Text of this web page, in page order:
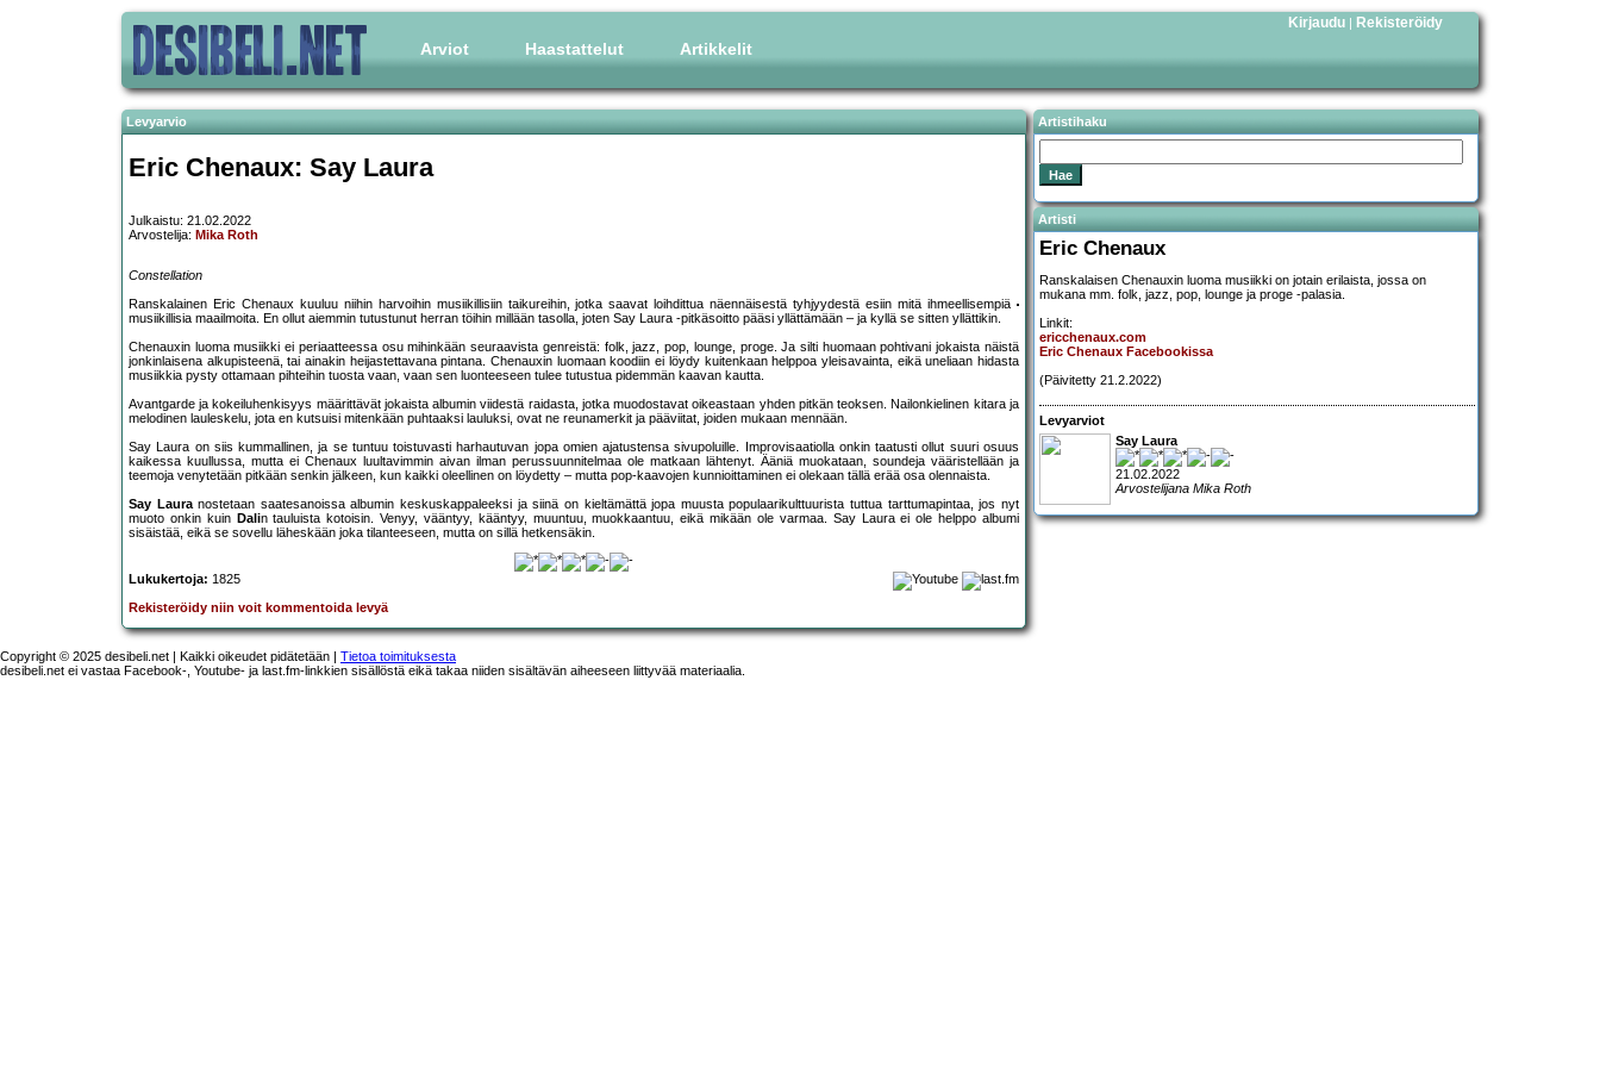
Arviot Haastattelut Artikkelit
Kirjaudu | Rekisteröidy
Levyarvio
Eric Chenaux: Say Laura
Julkaistu: 21.02.2022
Arvostelija: Mika Roth
Constellation
Ranskalainen Eric Chenaux kuuluu niihin harvoihin musiikillisiin taikureihin, jotka saavat loihdittua näennäisestä tyhjyydestä esiin mitä ihmeellisempiä
musiikillisia maailmoita. En ollut aiemmin tutustunut herran töihin millään tasolla, joten Say Laura -pitkäsoitto pääsi yllättämään – ja kyllä se sitten yllättikin.
Chenauxin luoma musiikki ei periaatteessa osu mihinkään seuraavista genreistä: folk, jazz, pop, lounge, proge. Ja silti huomaan pohtivani jokaista näistä
jonkinlaisena alkupisteenä, tai ainakin heijastettavana pintana. Chenauxin luomaan koodiin ei löydy kuitenkaan helppoa yleisavainta, eikä uneliaan hidasta
musiikkia pysty ottamaan pihteihin tuosta vaan, vaan sen luonteeseen tulee tutustua pidemmän kaavan kautta.
Avantgarde ja kokeiluhenkisyys määrittävät jokaista albumin viidestä raidasta, jotka muodostavat oikeastaan yhden pitkän teoksen. Nailonkielinen kitara ja
melodinen lauleskelu, jota en kutsuisi mitenkään puhtaaksi lauluksi, ovat ne reunamerkit ja pääviitat, joiden mukaan mennään.
Say Laura on siis kummallinen, ja se tuntuu toistuvasti harhautuvan jopa omien ajatustensa sivupoluille. Improvisaatiolla onkin taatusti ollut suuri osuus
kaikessa kuullussa, mutta ei Chenaux luultavimmin aivan ilman perussuunnitelmaa ole matkaan lähtenyt. Ääniä muokataan, soundeja vääristellään ja
teemoja venytetään pitkään senkin jälkeen, kun kaikki oleellinen on löydetty – mutta pop-kaavojen kunnioittaminen ei olekaan tällä erää osa olennaista.
Say Lauranostetaan saatesanoissa albumin keskuskappaleeksi ja siinä on kieltämättä jopa muusta populaarikulttuurista tuttua tarttumapintaa, jos nyt
muoto onkin kuin Dalin tauluista kotoisin. Venyy, vääntyy, kääntyy, muuntuu, muokkaantuu, eikä mikään ole varmaa. Say Laura ei ole helppo albumi
sisäistää, eikä se sovellu läheskään joka tilanteeseen, mutta on sillä hetkensäkin.
Lukukertoja: 1825
Rekisteröidy niin voit kommentoida levyä
Artistihaku
Artisti
Eric Chenaux
Ranskalaisen Chenauxin luoma musiikki on jotain erilaista, jossa on
mukana mm. folk, jazz, pop, lounge ja proge -palasia.
Linkit:
ericchenaux.com
Eric Chenaux Facebookissa
(Päivitetty 21.2.2022)
Levyarviot
Say Laura
21.02.2022
Arvostelijana Mika Roth
Copyright © 2025 desibeli.net | Kaikki oikeudet pidätetään | Tietoa toimituksesta
desibeli.net ei vastaa Facebook-, Youtube- ja last.fm-linkkien sisällöstä eikä takaa niiden sisältävän aiheeseen liittyvää materiaalia.